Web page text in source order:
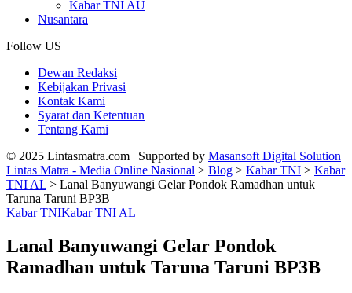
Kabar TNI AU
Nusantara
Follow US
Dewan Redaksi
Kebijakan Privasi
Kontak Kami
Syarat dan Ketentuan
Tentang Kami
© 2025 Lintasmatra.com | Supported by Masansoft Digital Solution
Lintas Matra - Media Online Nasional > Blog > Kabar TNI > Kabar
TNI AL > Lanal Banyuwangi Gelar Pondok Ramadhan untuk
Taruna Taruni BP3B
Kabar TNIKabar TNI AL
Lanal Banyuwangi Gelar Pondok
Ramadhan untuk Taruna Taruni BP3B